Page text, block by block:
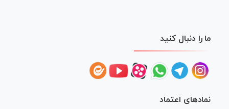
ما را دنبال کنید
نمادهای اعتماد